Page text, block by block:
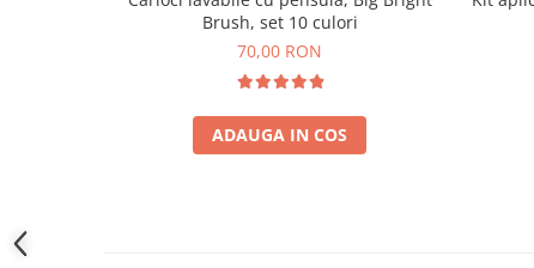
Brush, set 10 culori
70,00 RON
ADAUGA IN COS